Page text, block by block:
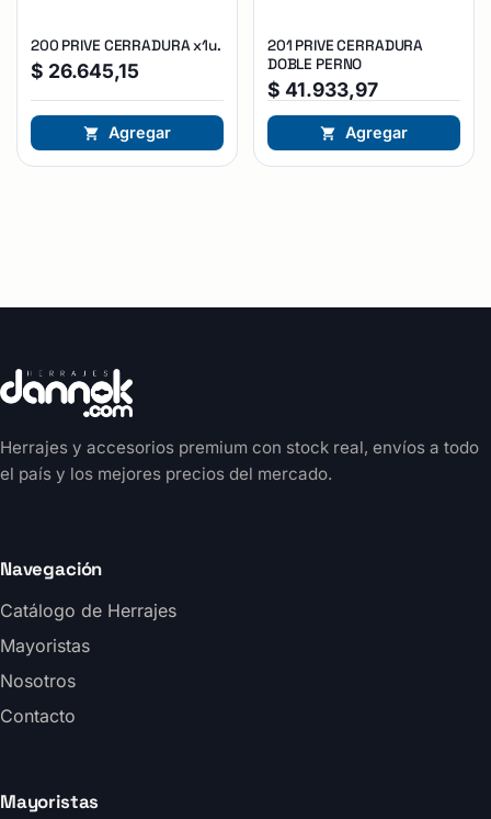
200 PRIVE CERRADURA x1u.
$ 26.645,15
Agregar
201 PRIVE CERRADURA
DOBLE PERNO
$ 41.933,97
Agregar
Herrajes y accesorios premium con stock real, envíos a todo
el país y los mejores precios del mercado.
Navegación
Catálogo de Herrajes
Mayoristas
Nosotros
Contacto
Mayoristas